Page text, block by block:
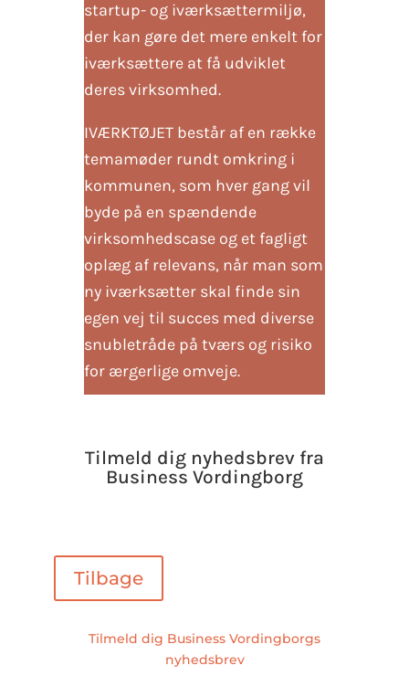
startup- og iværksættermiljø,
der kan gøre det mere enkelt for
iværksættere at få udviklet
deres virksomhed.
IVÆRKTØJET består af en række
temamøder rundt omkring i
kommunen, som hver gang vil
byde på en spændende
virksomhedscase og et fagligt
oplæg af relevans, når man som
ny iværksætter skal finde sin
egen vej til succes med diverse
snubletråde på tværs og risiko
for ærgerlige omveje.
Tilmeld dig nyhedsbrev fra
Business Vordingborg
Tilbage
Tilmeld dig Business Vordingborgs
nyhedsbrev